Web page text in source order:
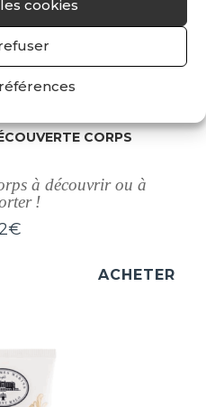
cookies
CORPS
à découvrir ou à
!
€
ACHETER